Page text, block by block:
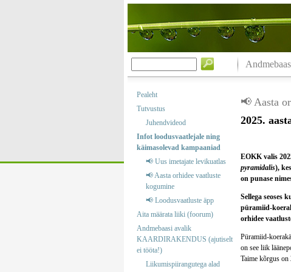
Pealeht
Tutvustus
Juhendvideod
Infot loodusvaatlejale ning
käimasolevad kampaaniad
📢 Uus imetajate levikuatlas
📢 Aasta orhidee vaatluste
kogumine
📢 Loodusvaatluste äpp
Aita määrata liiki (foorum)
Andmebaasi avalik
KAARDIRAKENDUS (ajutiselt
ei tööta!)
Liikumispiirangutega alad
📢 Aasta
2025.
EOKK valis
pyramidalis),
on punase
Sellega seoses
püramiid-
orhidee
Püramiid-
on see liik
Taime kõrgus on